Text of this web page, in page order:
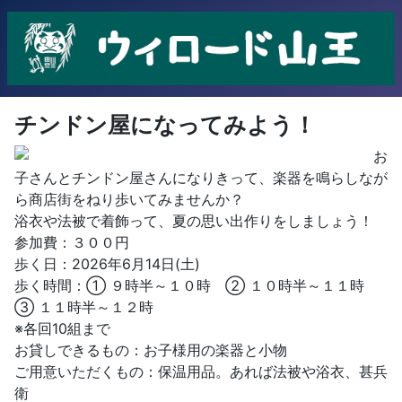
チンドン屋になってみよう！
お
子さんとチンドン屋さんになりきって、楽器を鳴らしなが
ら商店街をねり歩いてみませんか？
浴衣や法被で着飾って、夏の思い出作りをしましょう！
参加費：３００円
歩く日：2026年6月14日(土)
歩く時間：① ９時半～１０時 ② １０時半～１１時
③ １１時半～１２時
※各回10組まで
お貸しできるもの：お子様用の楽器と小物
ご用意いただくもの：保温用品。あれば法被や浴衣、甚兵
衛